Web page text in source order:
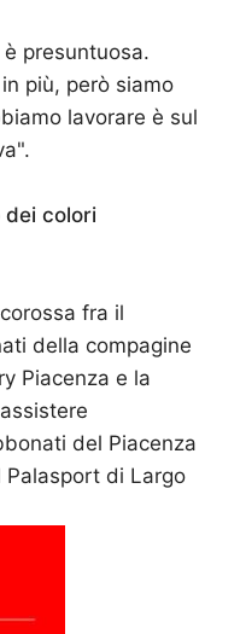
presuntuosa.
più, però siamo
lavorare è sul
dei colori
fra il
della compagine
Piacenza e la
del Piacenza
di Largo